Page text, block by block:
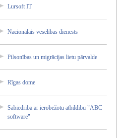
Lursoft IT
Nacionā­lais veselīb­as dienest­s
Pilsonī­bas un migrāci­jas lietu pārvald­e
Rīgas dome
Sabiedr­ība ar ierobež­otu atbildī­bu "ABC
softwar­e"